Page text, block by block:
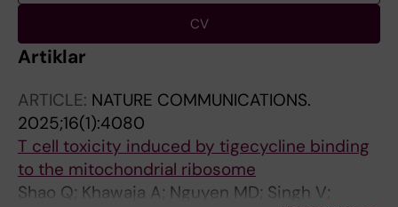
CV
Artiklar
ARTICLE: NATURE COMMUNICATIONS.
2025;16(1):4080
T cell toxicity induced by tigecycline binding
to the mitochondrial ribosome
Shao Q; Khawaja A; Nguyen MD; Singh V;